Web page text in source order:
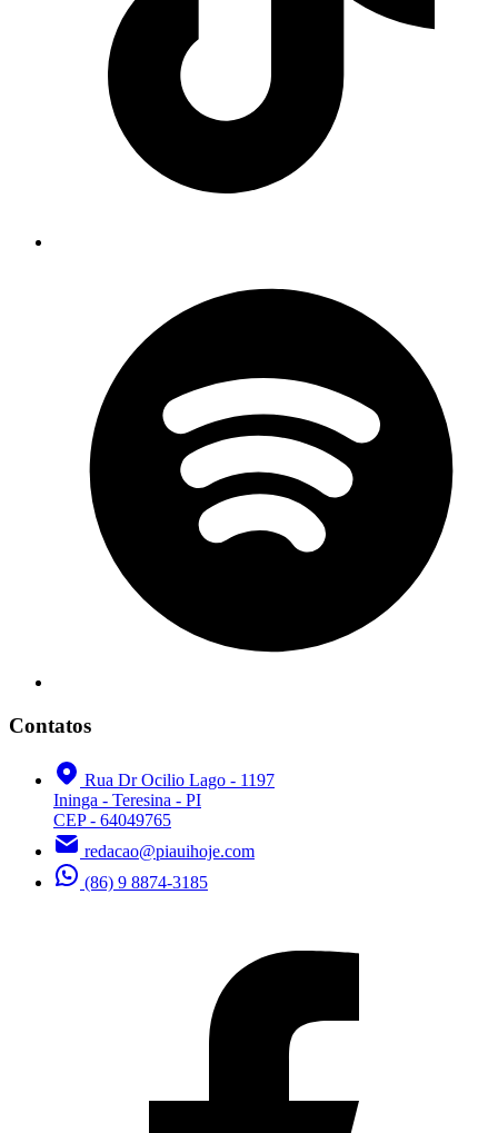
Contatos
Rua Dr Ocilio Lago - 1197
Ininga - Teresina - PI
CEP - 64049765
redacao@piauihoje.com
(86) 9 8874-3185